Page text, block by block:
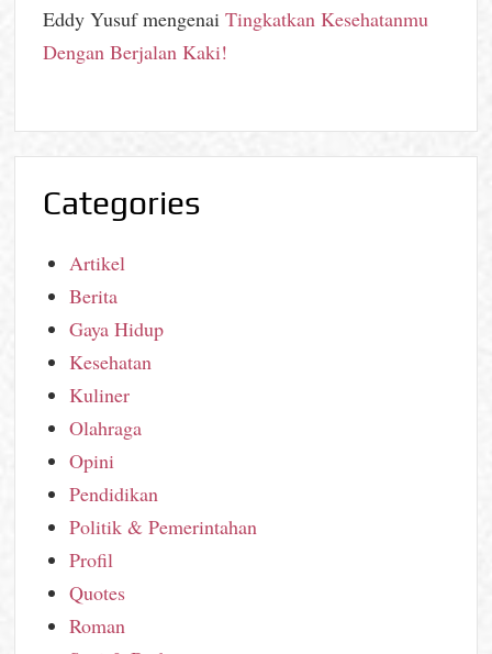
Eddy YusufmengenaiTingkatkan Kesehatanmu
Dengan Berjalan Kaki!
Categories
Artikel
Berita
Gaya Hidup
Kesehatan
Kuliner
Olahraga
Opini
Pendidikan
Politik & Pemerintahan
Profil
Quotes
Roman